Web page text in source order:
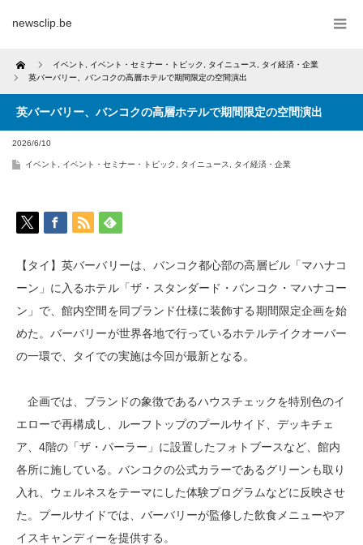
newsclip.be
Home イベント イベント・セミナー・トピック タイニュース
タイ経済・企業
英バーバリー、バンコクの高層ホテルで期間限定の空間演出
英バーバリー、バンコクの高層ホテルで期間限定の空間演出
2026/6/10
イベント イベント・セミナー・トピック タイニュース タイ経済・企業
【タイ】英バーバリーは、バンコク都心部の高層ビル「マハナコ
ーン」に入るホテル「ザ・スタンダード・バンコク・マハナコー
ン」で、館内空間を同ブランド仕様に装飾する期間限定企画を始
めた。バーバリーが世界各地で行っているホテルテイクオーバー
の一環で、タイでの実施は今回が最新となる。
企画では、ブランドの象徴であるハウスチェックを特別色のイ
エローで再構成し、ルーフトップのプールサイド、デッキチェ
ア、4階の「ザ・パーラー」に設置したフォトブースなど、館内
各所に施している。バンコクの公式カラーであるグリーンも取り
入れ、ウェルネスをテーマにした体験プログラムなどに反映させ
た。プールサイドでは、バーバリーが監修した飲食メニューやア
イスキャンディーを提供する。